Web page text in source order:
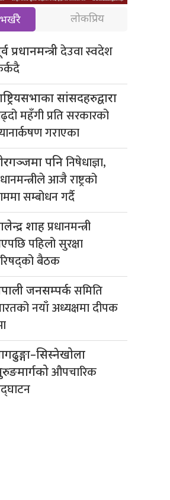
भर्खरै लोकप्रिय
प्रधानमन्त्रीदेउवा स्वदेश
सांसदहरुद्वारा
महँगी प्रति सरकारको
गराएका
पनिनिषेधाज्ञा,
आजै राष्ट्रको
सम्बोधन गर्दै
शाहप्रधानमन्त्री
पहिलो सुरक्षा
बैठक
जनसम्पर्कसमिति
नयाँ अध्यक्षमा दीपक
औपचारिक